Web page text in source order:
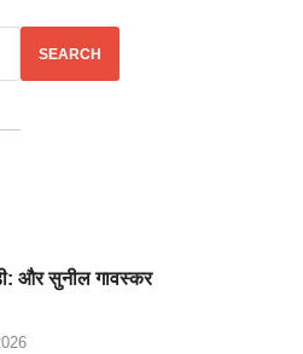
SEARCH
और सुनील गावस्कर